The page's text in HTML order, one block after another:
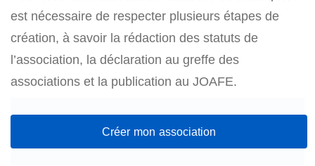
est nécessaire de respecter plusieurs étapes de
création, à savoir la rédaction des statuts de
l’association, la déclaration au greffe des
associations et la publication au JOAFE.
Créer mon association